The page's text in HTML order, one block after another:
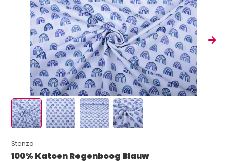
Stenzo
100% Katoen Regenboog Blauw